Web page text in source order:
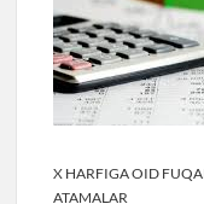
X HARFIGA OID
ATAMALAR